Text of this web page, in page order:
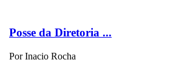
Posse da Diretoria ...
Por Inacio Rocha